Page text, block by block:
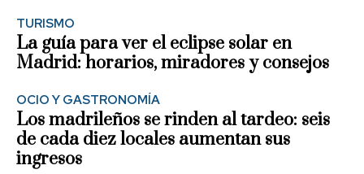
TURISMO
La guía para ver el eclipse solar en
Madrid: horarios, miradores y consejos
OCIO Y GASTRONOMÍA
Los madrileños se rinden al tardeo: seis
de cada diez locales aumentan sus
ingresos